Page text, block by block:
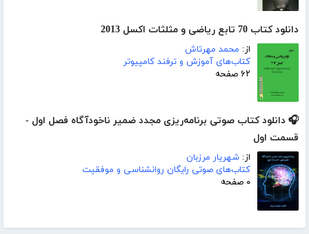
دانلود کتاب 70 تابع ریاضی و مثلثات اکسل 2013
از: محمد مهرتاش
کتاب‌های آموزش و ترفند کامپیوتر
۶۲ صفحه
🎧 دانلود کتاب صوتی برنامه‌ریزی مجدد ضمیر ناخودآگاه فصل اول -
قسمت اول
از: شهریار مرزبان
کتاب‌های صوتی رایگان روانشناسی و موفقیت
۰ صفحه